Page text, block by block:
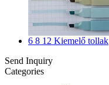
6 8 12 Kiemelő tollak
Send Inquiry
Categories